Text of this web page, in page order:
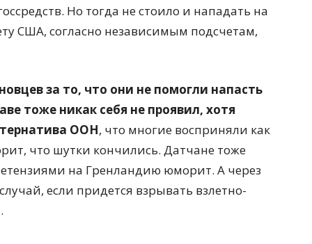
Но тогда не стоило и нападать на
США, согласно независимым подсчетам,
за то, что они не помогли напасть
тоже никак себя не проявил, хотя
ООН, что многие восприняли как
что шутки кончились. Датчане тоже
на Гренландию юморит. А через
если придется взрывать взлетно-